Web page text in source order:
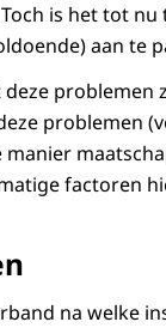
is het tot
aan te
deze problemen
problemen
factoren
na welke